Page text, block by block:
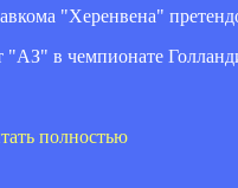
"Херенвена"
в чемпионате
полностью